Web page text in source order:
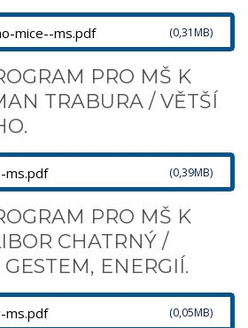
mice--ms.pdf (0,31MB)
PRO MŠ K
TRABURA / VĚTŠÍ
ms.pdf (0,39MB)
PRO MŠ K
CHATRNÝ /
ENERGIÍ.
ms.pdf (0,05MB)